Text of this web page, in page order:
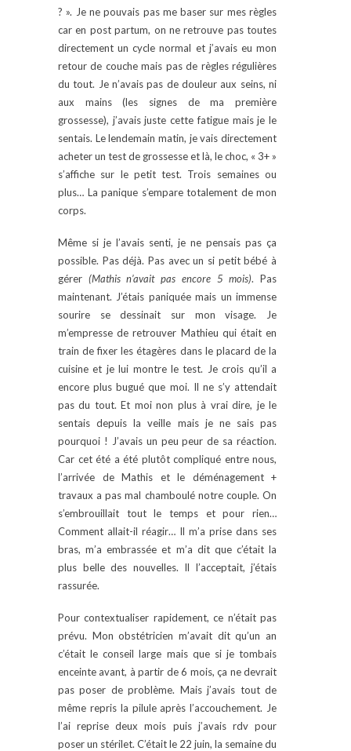
? ». Je ne pouvais pas me baser sur mes règles
car en post partum, on ne retrouve pas toutes
directement un cycle normal et j’avais eu mon
retour de couche mais pas de règles régulières
du tout. Je n’avais pas de douleur aux seins, ni
aux mains (les signes de ma première
grossesse), j’avais juste cette fatigue mais je le
sentais. Le lendemain matin, je vais directement
acheter un test de grossesse et là, le choc, « 3+ »
s’affiche sur le petit test. Trois semaines ou
plus… La panique s’empare totalement de mon
corps.
Même si je l’avais senti, je ne pensais pas ça
possible. Pas déjà. Pas avec un si petit bébé à
gérer (Mathis n’avait pas encore 5 mois). Pas
maintenant. J’étais paniquée mais un immense
sourire se dessinait sur mon visage. Je
m’empresse de retrouver Mathieu qui était en
train de fixer les étagères dans le placard de la
cuisine et je lui montre le test. Je crois qu’il a
encore plus bugué que moi. Il ne s’y attendait
pas du tout. Et moi non plus à vrai dire, je le
sentais depuis la veille mais je ne sais pas
pourquoi ! J’avais un peu peur de sa réaction.
Car cet été a été plutôt compliqué entre nous,
l’arrivée de Mathis et le déménagement +
travaux a pas mal chamboulé notre couple. On
s’embrouillait tout le temps et pour rien…
Comment allait-il réagir… Il m’a prise dans ses
bras, m’a embrassée et m’a dit que c’était la
plus belle des nouvelles. Il l’acceptait, j’étais
rassurée.
Pour contextualiser rapidement, ce n’était pas
prévu. Mon obstétricien m’avait dit qu’un an
c’était le conseil large mais que si je tombais
enceinte avant, à partir de 6 mois, ça ne devrait
pas poser de problème. Mais j’avais tout de
même repris la pilule après l’accouchement. Je
l’ai reprise deux mois puis j’avais rdv pour
poser un stérilet. C’était le 22 juin, la semaine du